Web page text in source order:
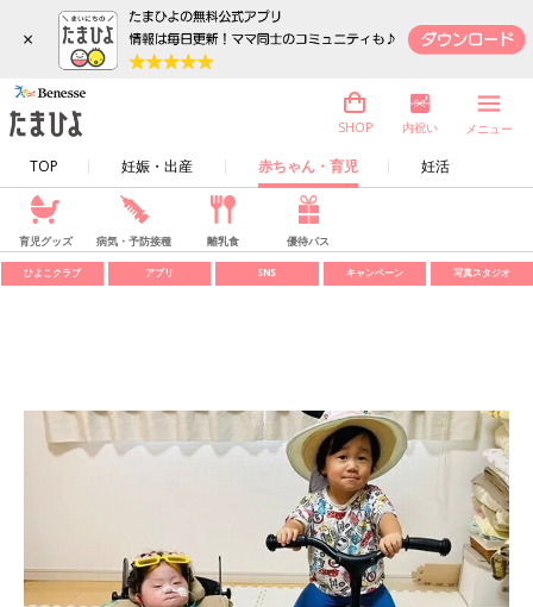
×
TOP 妊娠・出産 赤ちゃん・育児 妊活
SHOP 内祝い メニュー
育児グッズ 病気・予防接種 離乳食 優待パス
ひよこクラブ アプリ SNS キャンペーン 写真スタジオ